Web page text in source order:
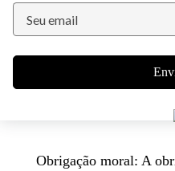
Obrigação moral: A